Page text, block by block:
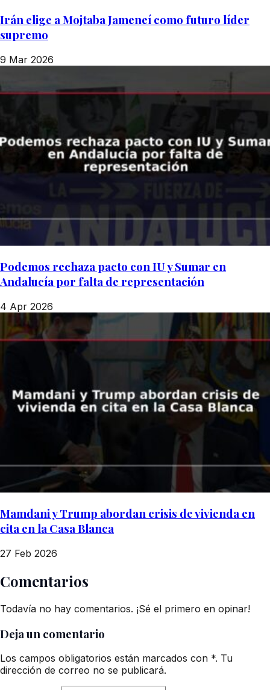
Irán elige a Mojtaba Jameneí como futuro líder
supremo
9 Mar 2026
Podemos rechaza pacto con IU y Sumar en
Andalucía por falta de representación
4 Apr 2026
Mamdani y Trump abordan crisis de vivienda en
cita en la Casa Blanca
27 Feb 2026
Comentarios
Todavía no hay comentarios. ¡Sé el primero en opinar!
Deja un comentario
Los campos obligatorios están marcados con *. Tu
dirección de correo no se publicará.